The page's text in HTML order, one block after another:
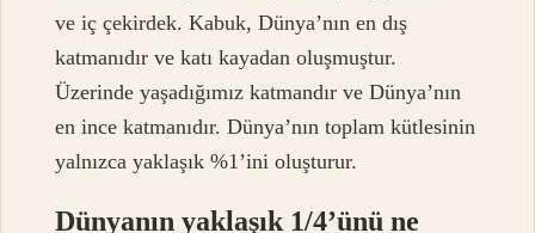
ve iç çekirdek. Kabuk, Dünya’nın en dış
katmanıdır ve katı kayadan oluşmuştur.
Üzerinde yaşadığımız katmandır ve Dünya’nın
en ince katmanıdır. Dünya’nın toplam kütlesinin
yalnızca yaklaşık %1’ini oluşturur.
Dünyanın yaklaşık 1/4’ünü ne